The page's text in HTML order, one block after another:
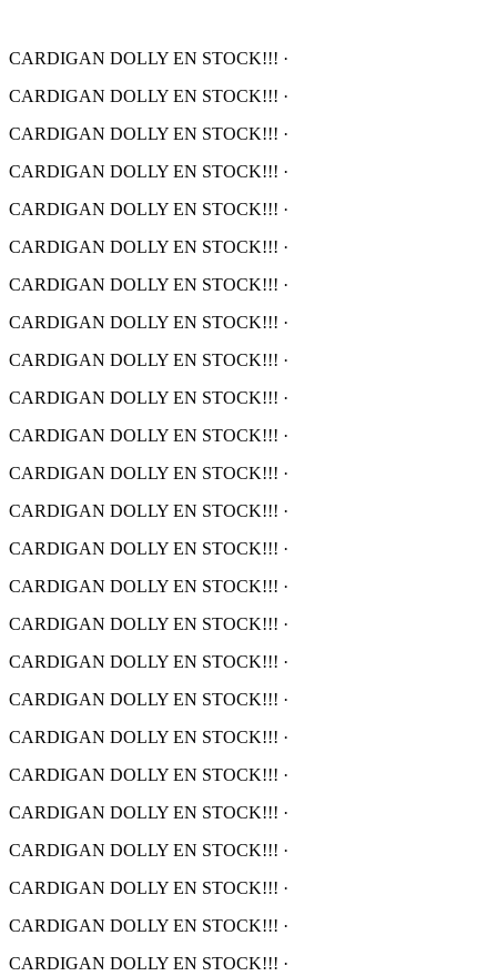
CARDIGAN DOLLY EN STOCK!!! ·
CARDIGAN DOLLY EN STOCK!!! ·
CARDIGAN DOLLY EN STOCK!!! ·
CARDIGAN DOLLY EN STOCK!!! ·
CARDIGAN DOLLY EN STOCK!!! ·
CARDIGAN DOLLY EN STOCK!!! ·
CARDIGAN DOLLY EN STOCK!!! ·
CARDIGAN DOLLY EN STOCK!!! ·
CARDIGAN DOLLY EN STOCK!!! ·
CARDIGAN DOLLY EN STOCK!!! ·
CARDIGAN DOLLY EN STOCK!!! ·
CARDIGAN DOLLY EN STOCK!!! ·
CARDIGAN DOLLY EN STOCK!!! ·
CARDIGAN DOLLY EN STOCK!!! ·
CARDIGAN DOLLY EN STOCK!!! ·
CARDIGAN DOLLY EN STOCK!!! ·
CARDIGAN DOLLY EN STOCK!!! ·
CARDIGAN DOLLY EN STOCK!!! ·
CARDIGAN DOLLY EN STOCK!!! ·
CARDIGAN DOLLY EN STOCK!!! ·
CARDIGAN DOLLY EN STOCK!!! ·
CARDIGAN DOLLY EN STOCK!!! ·
CARDIGAN DOLLY EN STOCK!!! ·
CARDIGAN DOLLY EN STOCK!!! ·
CARDIGAN DOLLY EN STOCK!!! ·